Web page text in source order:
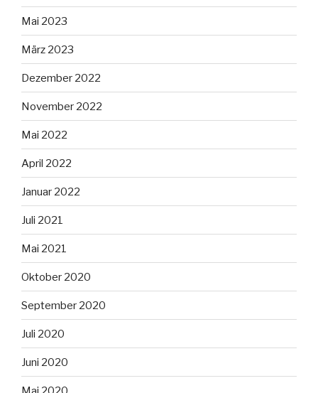
Mai 2023
März 2023
Dezember 2022
November 2022
Mai 2022
April 2022
Januar 2022
Juli 2021
Mai 2021
Oktober 2020
September 2020
Juli 2020
Juni 2020